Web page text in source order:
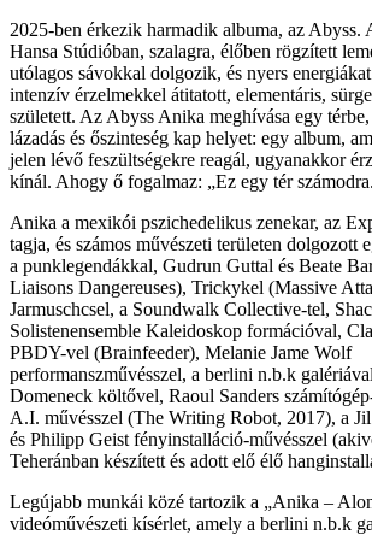
2025-ben érkezik harmadik albuma, az Abyss.
Hansa Stúdióban, szalagra, élőben rögzített
utólagos sávokkal dolgozik, és nyers
intenzív érzelmekkel átitatott, elementáris,
született. Az Abyss Anika meghívása egy
lázadás és őszinteség kap helyet: egy album,
jelen lévő feszültségekre reagál, ugyanakkor
kínál. Ahogy ő fogalmaz: „Ez egy tér
Anika a mexikói pszichedelikus zenekar, az
tagja, és számos művészeti területen dolgozott
a punklegendákkal, Gudrun Guttal és Beate
Liaisons Dangereuses), Trickykel (Massive
Jarmuschcsel, a Soundwalk Collective-tel,
Solistenensemble Kaleidoskop formációval,
PBDY-vel (Brainfeeder), Melanie Jame Wolf
performanszművésszel, a berlini n.b.k
Domeneck költővel, Raoul Sanders
A.I. művésszel (The Writing Robot, 2017), a
és Philipp Geist fényinstalláció-művésszel
Teheránban készített és adott elő élő
Legújabb munkái közé tartozik a „Anika –
videóművészeti kísérlet, amely a berlini n.b.k